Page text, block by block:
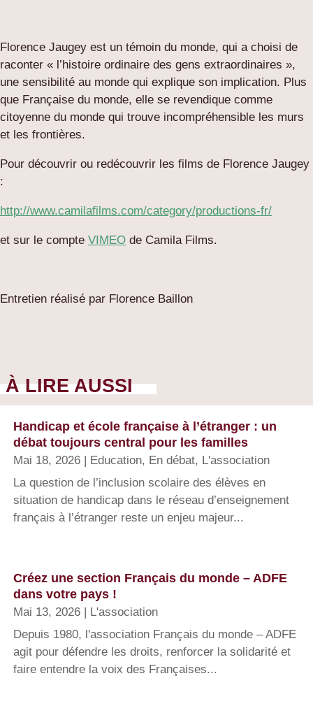
Florence Jaugey est un témoin du monde, qui a choisi de
raconter « l’histoire ordinaire des gens extraordinaires »,
une sensibilité au monde qui explique son implication. Plus
que Française du monde, elle se revendique comme
citoyenne du monde qui trouve incompréhensible les murs
et les frontières.
Pour découvrir ou redécouvrir les films de Florence Jaugey
:
http://www.camilafilms.com/category/productions-fr/
et sur le compte VIMEO de Camila Films.
Entretien réalisé par Florence Baillon
À LIRE AUSSI
Handicap et école française à l’étranger : un
débat toujours central pour les familles
Mai 18, 2026 Education, En débat, L'association
La question de l’inclusion scolaire des élèves en
situation de handicap dans le réseau d’enseignement
français à l’étranger reste un enjeu majeur...
Créez une section Français du monde – ADFE
dans votre pays !
Mai 13, 2026
L'association
Depuis 1980, l'association Français du monde – ADFE
agit pour défendre les droits, renforcer la solidarité et
faire entendre la voix des Françaises...